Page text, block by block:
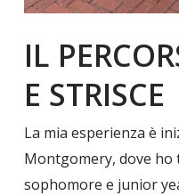
IL
E STRISCE
La mia esperienza è
Montgomery, dove ho
sophomore e junior